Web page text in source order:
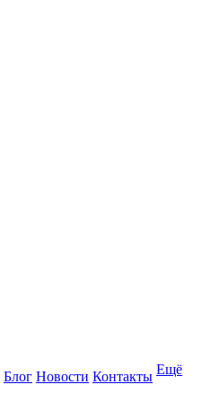
Блог Новости Контакты Ещё